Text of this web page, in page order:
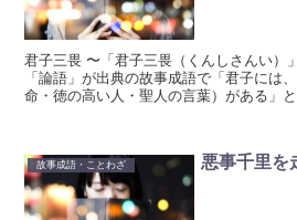
君子三畏 〜「君子三畏（くんしさんい）
「論語」が出典の故事成語で「君子には
命・徳の高い人・聖人の言葉）がある」と
故事成語・ことわざ 悪事千里を